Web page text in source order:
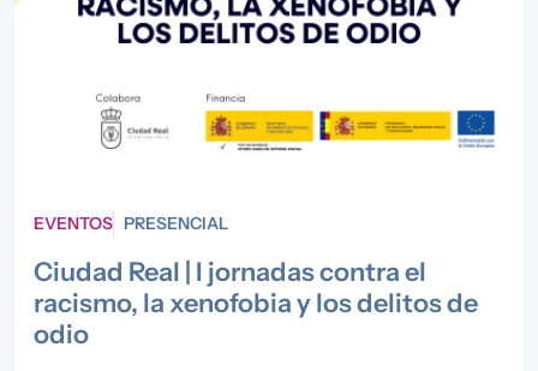
EVENTOS PRESENCIAL
Ciudad Real | I jornadas contra el
racismo, la xenofobia y los delitos de
odio